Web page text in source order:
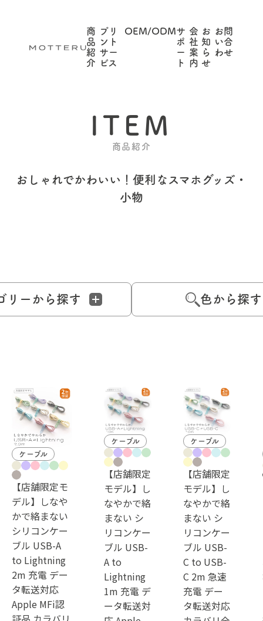
商
品
紹
介
プリ
ント
サー
ビス
OEM/ODMサ
ポ
ー
ト
会
社
案
内
お
知
ら
せ
お問
い合
わせ
ITEM
商品紹介
おしゃれでかわいい！ 便利なスマホグッズ・
小物
リーから探す 色から探す
ケーブル
【店舗限定モ
デル】しなや
かで絡まない
シリコンケー
ブル USB-A
to Lightning
2m 充電 デー
タ転送対応
Apple MFi認
ケーブル
【店舗限定
モデル】し
なやかで絡
まない シ
リコンケー
ブル USB-
A to
Lightning
1m 充電 デ
ータ転送対
ケーブル
【店舗限定
モデル】し
なやかで絡
まない シ
リコンケー
ブル USB-
C to USB-
C 2m 急速
充電 デー
タ転送対応